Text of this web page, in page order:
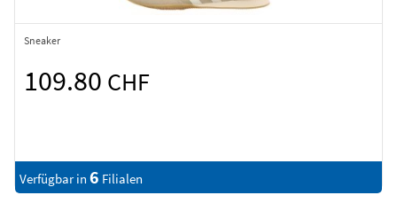
Sneaker
109.80 CHF
Verfügbar in 6 Filialen